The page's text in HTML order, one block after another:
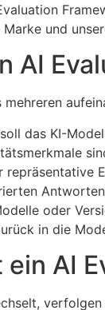
und
AI
das KI-
repräsentative
oder
in die
AI